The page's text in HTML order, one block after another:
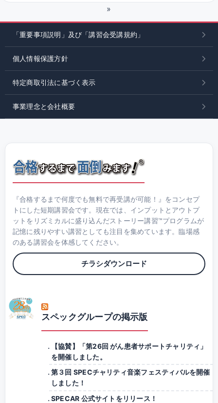
»
「重要事項説明」及び「講習会受講規約」
個人情報保護方針
特定商取引法に基づく表示
事業理念と会社概要
『合格するまで何度でも無料で再受講が可能！』をコンセプ
トにした短期講習会です。現在では、インプットとアウトプ
ットをリズミカルに盛り込んだストーリー講習™プログラムが
記憶に残りやすい講習としても注目を集めています。臨場感
のある講習会を体感してください。
チラシダウンロード
スペックグループの掲示版
【協賛】「第26回 がん患者サポートチャリティ」
を開催しました。
第３回 SPECチャリティ音楽フェスティバルを開催
しました！
SPECAR 公式サイトをリリース！